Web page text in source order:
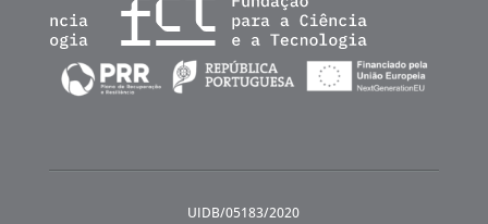
UIDB/05183/2020